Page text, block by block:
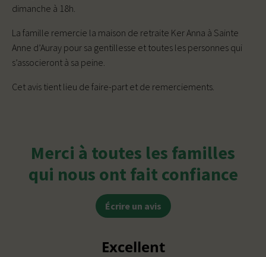
dimanche à 18h.
La famille remercie la maison de retraite Ker Anna à Sainte
Anne d’Auray pour sa gentillesse et toutes les personnes qui
s’associeront à sa peine.
Cet avis tient lieu de faire-part et de remerciements.
Merci à toutes les familles
qui nous ont fait confiance
Écrire un avis
Excellent